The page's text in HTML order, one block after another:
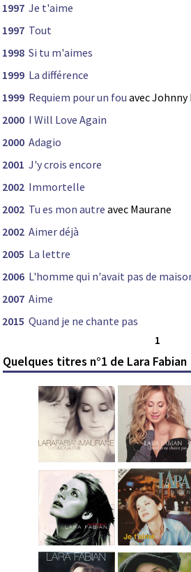
1997 Je t'aime
1997 Tout
1998 Si tu m'aimes
1999 La différence
1999 Requiem pour un fou avec Johnny
2000 I Will Love Again
2000 Adagio
2001 J'y crois encore
2002 Immortelle
2002 Tu es mon autre avec Maurane
2002 Aimer déjà
2005 La lettre
2006 L'homme qui n'avait pas de
2007 Aime
2015 Quand je ne chante pas
1
Quelques titres n°1 de Lara Fabian